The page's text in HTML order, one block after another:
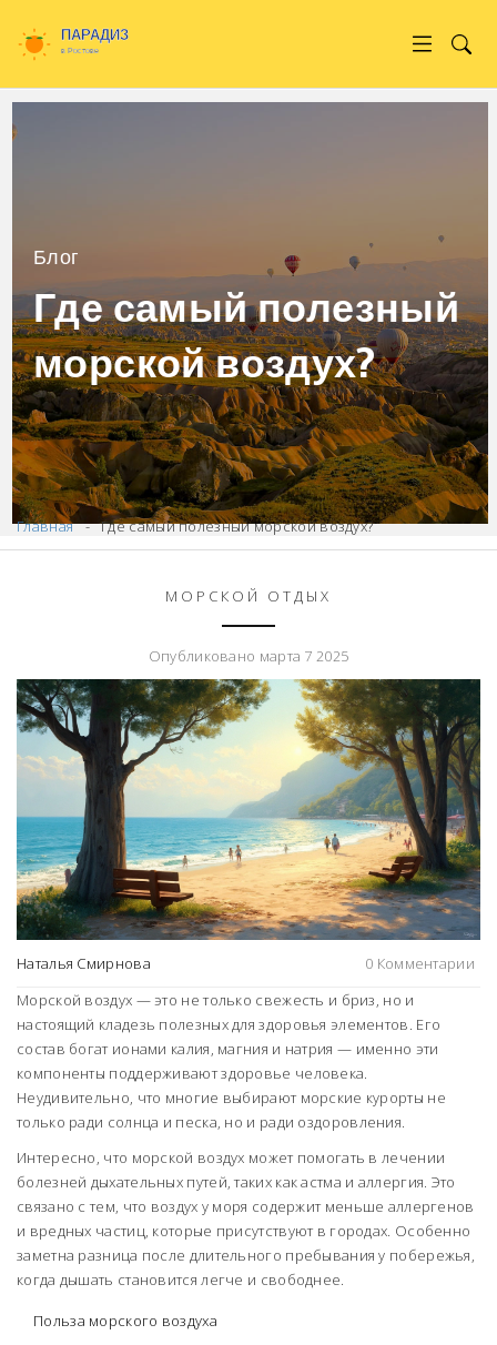
Блог
Где самый полезный
морской воздух?
Главная Где самый полезный морской воздух?
МОРСКОЙ ОТДЫХ
Опубликовано марта 7 2025
Наталья Смирнова
0 Комментарии
Морской воздух — это не только свежесть и бриз, но и
настоящий кладезь полезных для здоровья элементов. Его
состав богат ионами калия, магния и натрия — именно эти
компоненты поддерживают здоровье человека.
Неудивительно, что многие выбирают морские курорты не
только ради солнца и песка, но и ради оздоровления.
Интересно, что морской воздух может помогать в лечении
болезней дыхательных путей, таких как астма и аллергия. Это
связано с тем, что воздух у моря содержит меньше аллергенов
и вредных частиц, которые присутствуют в городах. Особенно
заметна разница после длительного пребывания у побережья,
когда дышать становится легче и свободнее.
Польза морского воздуха